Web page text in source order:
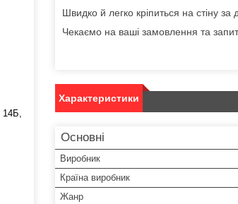
Швидко й легко кріпиться на стіну
Чекаємо на ваші замовлення та
Характеристики
Основні
Виробник
Країна виробник
Жанр